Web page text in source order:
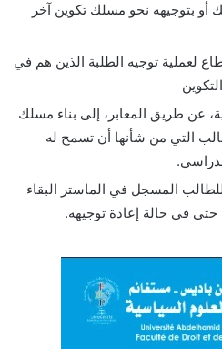
بتوجيهه نحو مسلك تكوين آخر
لعملية توجيه الطلبة الذين هم في
عن طريق المعابر، إلى بناء مسلك
التي من شأنها أن تسمح له
المسجل في الماستر البقاء